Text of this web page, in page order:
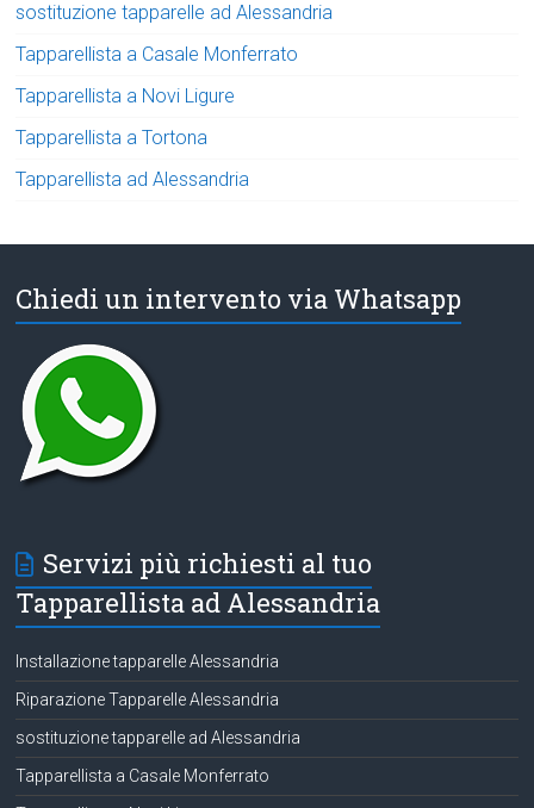
sostituzione tapparelle ad Alessandria
Tapparellista a Casale Monferrato
Tapparellista a Novi Ligure
Tapparellista a Tortona
Tapparellista ad Alessandria
Chiedi un intervento via Whatsapp
Servizi più richiesti al tuo
Tapparellista ad Alessandria
Installazione tapparelle Alessandria
Riparazione Tapparelle Alessandria
sostituzione tapparelle ad Alessandria
Tapparellista a Casale Monferrato